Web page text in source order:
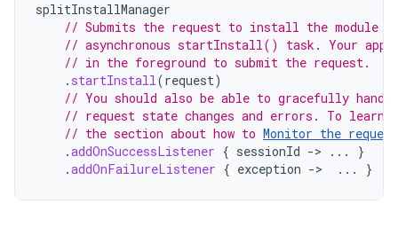
splitInstallManager
// Submits the request to install the module
// asynchronous startInstall() task. Your app
// in the foreground to submit the request.
. startInstall(request)
// You should also be able to gracefully handle
// request state changes and errors. To learn
// the section about how to Monitor the
.addOnSuccessListener { sessionId -> ...
}
.addOnFailureListener { exception -> ... }